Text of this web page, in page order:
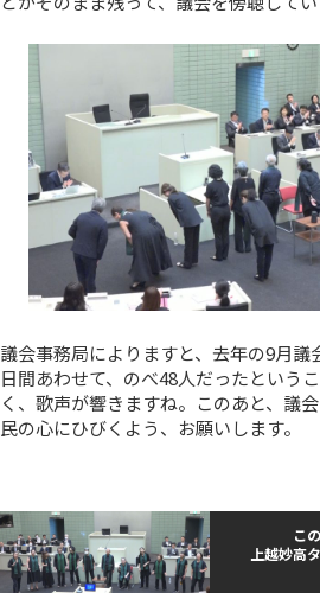
議会事務局によりますと、去年の9月
日間あわせて、のべ48人だったという
く、歌声が響きますね。このあと、議
民の心にひびくよう、お願いします。
こ
上越妙高